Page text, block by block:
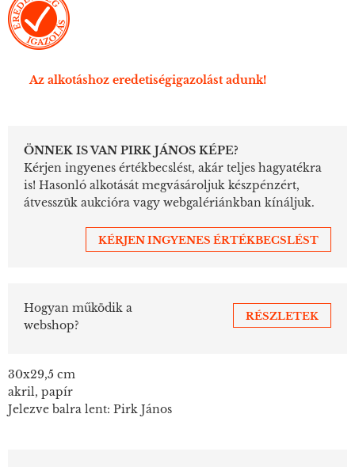
Az alkotáshoz eredetiségigazolást adunk!
ÖNNEK IS VAN PIRK JÁNOS KÉPE?
Kérjen ingyenes értékbecslést, akár teljes hagyatékra
is! Hasonló alkotását megvásároljuk készpénzért,
átvesszük aukcióra vagy webgalériánkban kínáljuk.
KÉRJEN INGYENES ÉRTÉKBECSLÉST
Hogyan működik a
webshop?
RÉSZLETEK
30x29,5 cm
akril, papír
Jelezve balra lent: Pirk János